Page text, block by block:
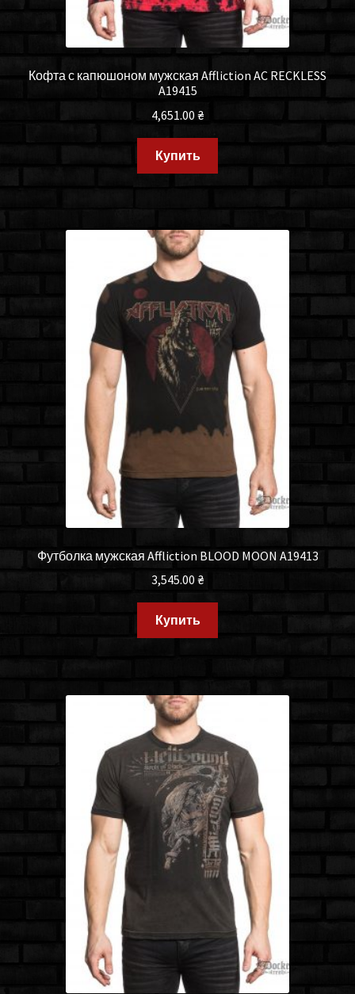
Кофта с капюшоном мужская Affliction AC RECKLESS
A19415
4,651.00 ₴
Купить
Футболка мужская Affliction BLOOD MOON A19413
3,545.00 ₴
Купить